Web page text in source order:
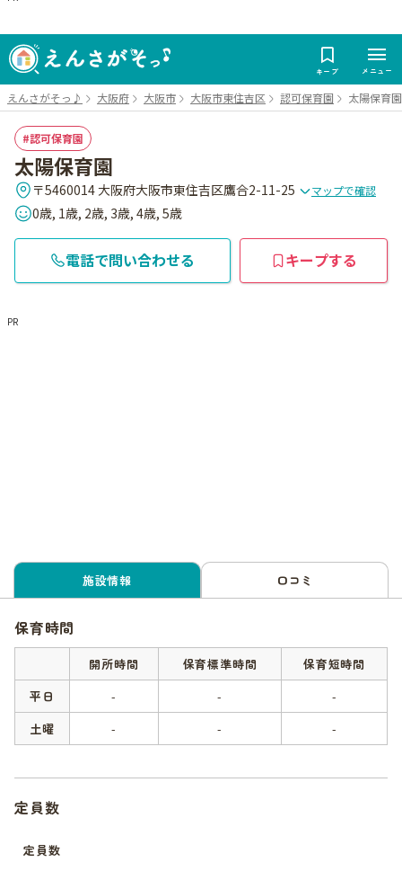
キープ メニュー
えんさがそっ♪ 大阪府 大阪市 大阪市東住吉区 認可保育園 太陽保育園
認可保育園
太陽保育園
〒5460014 大阪府大阪市東住吉区鷹合2-11-25 マップで確認
0歳, 1歳, 2歳, 3歳, 4歳, 5歳
電話で問い合わせる キープする
PR
施設情報 口コミ
保育時間
開所時間 保育標準時間
保育短時間
平日
- -
-
土曜
- - -
定員数
定員数